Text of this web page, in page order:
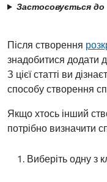
Застосовується до
Після створення
знадобитися додати
З цієї статті ви
способу створення
Якщо хтось інший
потрібно визначити
Виберіть одну з